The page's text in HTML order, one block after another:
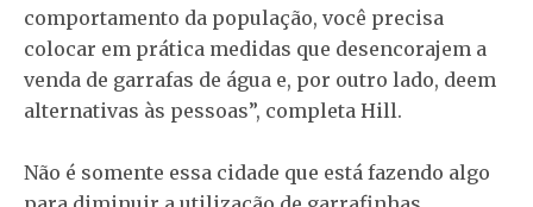
comportamento da população, você precisa
colocar em prática medidas que desencorajem a
venda de garrafas de água e, por outro lado, deem
alternativas às pessoas”, completa Hill.
Não é somente essa cidade que está fazendo algo